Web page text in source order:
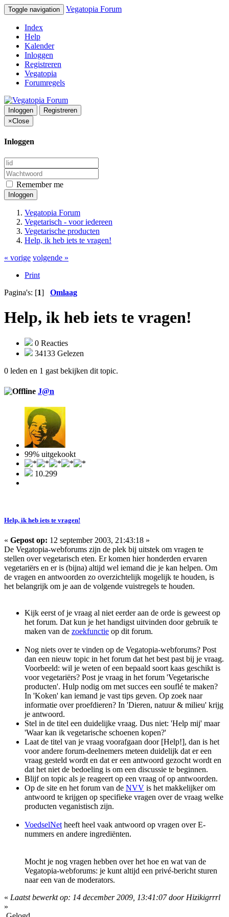
Toggle navigation Vegatopia Forum
Index
Help
Kalender
Inloggen
Registreren
Vegatopia
Forumregels
Inloggen
Registreren
×Close
Inloggen
Remember me
Inloggen
Vegatopia Forum
Vegetarisch - voor iedereen
Vegetarische producten
Help, ik heb iets te vragen!
« vorige volgende »
Print
Pagina's: [1] Omlaag
Help, ik heb iets te vragen!
0 Reacties
34133 Gelezen
0 leden en 1 gast bekijken dit topic.
J@n
99% uitgekookt
10.299
Help, ik heb iets te vragen!
« Gepost op: 12 september 2003, 21:43:18 »
De Vegatopia-webforums zijn de plek bij uitstek om vragen te
stellen over vegetarisch eten. Er komen hier honderden ervaren
vegetariërs en er is (bijna) altijd wel iemand die je kan helpen. Om
de vragen en antwoorden zo overzichtelijk mogelijk te houden, is
het belangrijk om je aan de volgende vuistregels te houden.
Kijk eerst of je vraag al niet eerder aan de orde is geweest op
het forum. Dat kun je het handigst uitvinden door gebruik te
maken van de zoekfunctie op dit forum.
Nog niets over te vinden op de Vegatopia-webforums? Post
dan een nieuw topic in het forum dat het best past bij je vraag.
Voorbeeld: wil je weten of een bepaald soort kaas geschikt is
voor vegetariërs? Post je vraag in het forum 'Vegetarische
producten'. Hulp nodig om met succes een souflé te maken?
In 'Koken' kan iemand je vast tips geven. Op zoek naar
informatie over proefdieren? In 'Dieren, natuur & milieu' krijg
je antwoord.
Stel in de titel een duidelijke vraag. Dus niet: 'Help mij' maar
'Waar kan ik vegetarische schoenen kopen?'
Laat de titel van je vraag voorafgaan door [Help!], dan is het
voor andere forum-deelnemers meteen duidelijk dat er een
vraag gesteld wordt en dat er een antwoord gezocht wordt en
dat het niet de bedoeling is om een discussie te beginnen.
Blijf on topic als je reageert op een vraag of op antwoorden.
Op de site en het forum van de NVV is het makkelijker om
antwoord te krijgen op specifieke vragen over de vraag welke
producten veganistisch zijn.
VoedselNet heeft heel vaak antwoord op vragen over E-
nummers en andere ingrediënten.
Mocht je nog vragen hebben over het hoe en wat van de
Vegatopia-webforums: je kunt altijd een privé-bericht sturen
naar een van de moderators.
« Laatst bewerkt op: 14 december 2009, 13:41:07 door Hizikigrrrl
»